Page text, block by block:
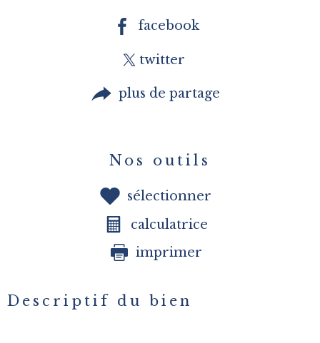
facebook
twitter
plus de partage
Nos outils
sélectionner
calculatrice
imprimer
Descriptif du bien